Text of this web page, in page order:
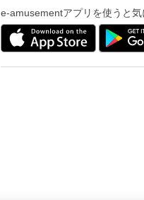
e-amusementアプリを使うと